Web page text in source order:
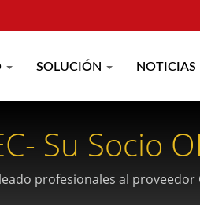
SOLUCIÓN NOTICIAS
Su Socio
profesionales al proveedor